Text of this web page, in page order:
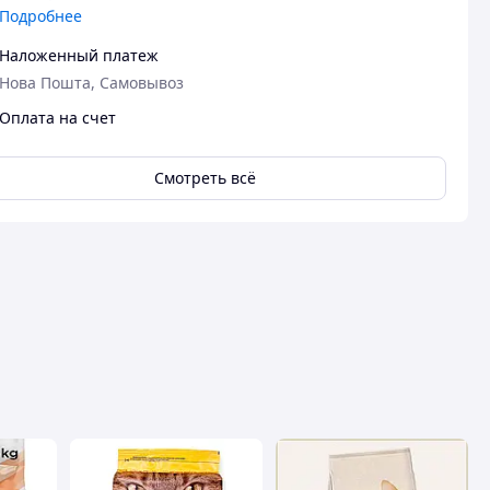
Подробнее
Наложенный платеж
Нова Пошта, Самовывоз
Оплата на счет
Смотреть всё